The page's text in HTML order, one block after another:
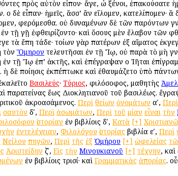
πρὸς αὐτὸν εἶπον· ἄγε, ὦ ξένοι,
δὲ εἶπαν· ἡμεῖς, ἅσσ’ ἂν εἵλομεν, κατελίπομεν·
φερόμεσθα. οὐ δυναμένων δὲ τῶν παρόντων
τῇ γῇ ἐφθειρίζοντο· καὶ ὅσους μὲν ἔλαβον τῶν
τὰ ἔπη τάδε· τοίων γὰρ πατέρων ἐξ αἵματος
τὸν Ὅμηρον τελευτῆσαι ἐν τῇ Ἴῳ, οὐ παρὰ τὸ μὴ
τῇ Ἴῳ ἐπ’ ἀκτῆς, καὶ ἐπέγραψαν οἱ Ἰῆται
. ἡ δὲ ποίησις ἐκπέπτωκε καὶ ἐθαυμάζετο ὑπὸ
Βασιλεύς· Τύριος, φιλόσοφος, μαθητὴς
παρατείνας ἕως Διοκλητιανοῦ τοῦ βασιλέως.
ἀκροασάμενος. Περὶ θείων ὀνομάτων αʹ, Περὶ
σαυτὸν δʹ, Περὶ ἀσωμάτων, Περὶ τοῦ μίαν εἶναι τὴν
ἱστορίαν ἐν βιβλίοις δʹ, Κατὰ [+]
ἐντελέχειαν, Φιλολόγου ἱστορίας βιβλία εʹ, Περὶ
Νείλου πηγῶν, Περὶ τῆς ἐξ Ὁμήρου [+] ὠφελείας
Ἀριστείδην ζʹ, Εἰς τὴν Μινουκιανοῦ [+] τέχνην,
ἐν βιβλίοις τρισί· καὶ Γραμματικὰς ἀπορίας.